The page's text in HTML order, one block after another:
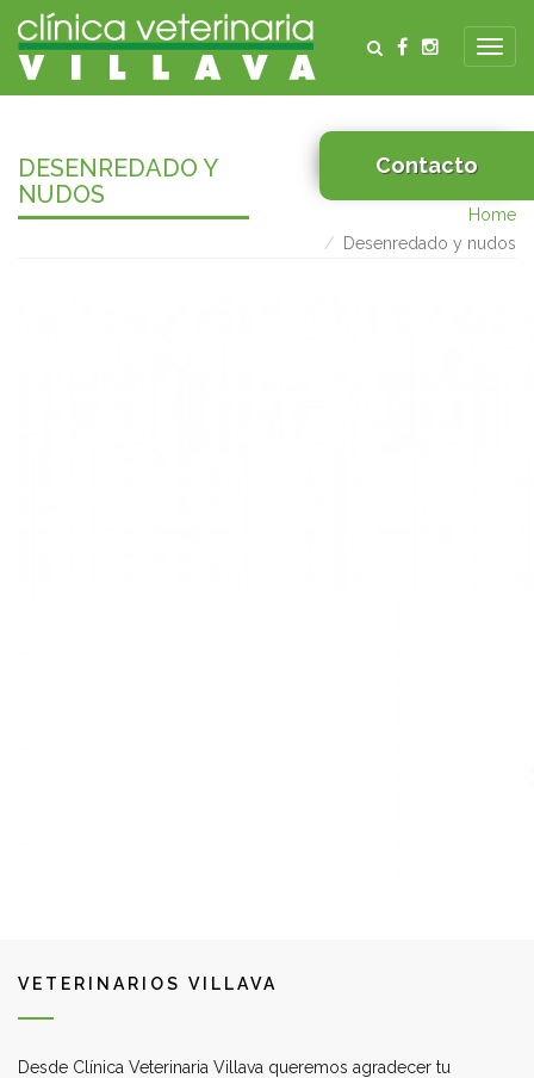
Contacto
DESENREDADO Y
NUDOS
Home
Desenredado y nudos
VETERINARIOS VILLAVA
Desde Clínica Veterinaria Villava queremos agradecer tu